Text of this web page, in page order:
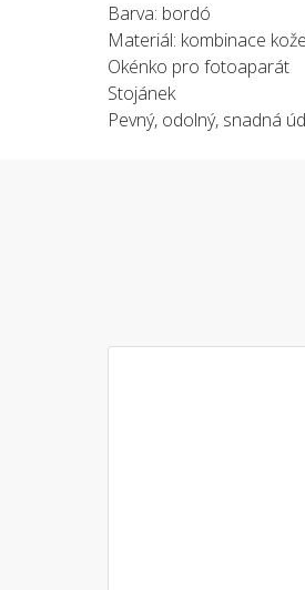
Barva: bordó
Materiál: kombinace
Okénko pro fotoaparát
Stojánek
Pevný, odolný, snadná